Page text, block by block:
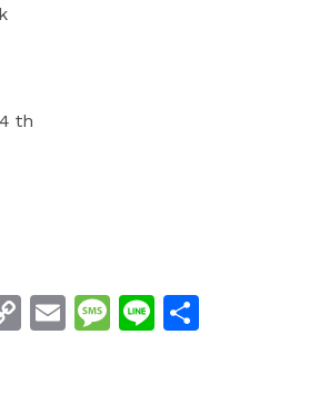
th
CopyEmailMessage
Line